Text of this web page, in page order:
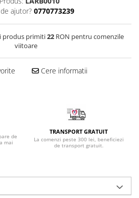
ajutor? 0770773239
produs primiti22 RON pentru comenzile
viitoare
Cere informatii
de
mai
TRANSPORT GRATUIT
La comenzi peste 300 lei, beneficiezi
de transport gratuit.